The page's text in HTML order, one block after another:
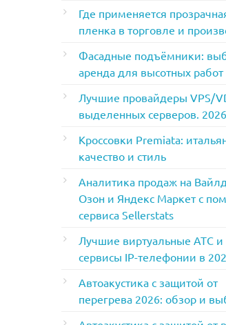
Где применяется
пленка в торговле и
Фасадные подъёмники:
аренда для высотных работ
Лучшие провайдеры VPS/
выделенных серверов. 2026
Кроссовки Premiata:
качество и стиль
Аналитика продаж на
Озон и Яндекс Маркет с
сервиса Sellerstats
Лучшие виртуальные АТС и
сервисы IP-телефонии в
Автоакустика с защитой от
перегрева 2026: обзор и